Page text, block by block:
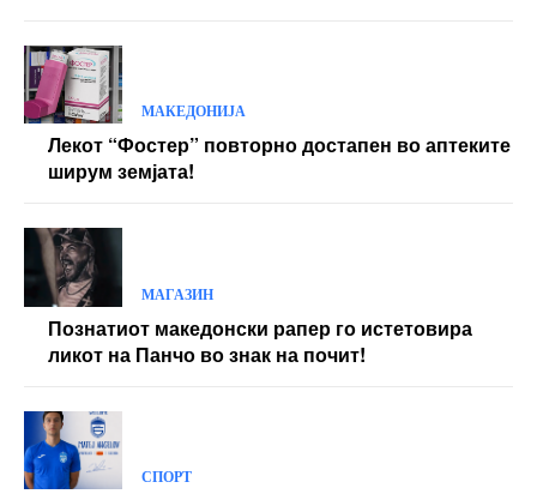
МАКЕДОНИЈА
Лекот “Фостер” повторно достапен во аптеките
ширум земјата!
МАГАЗИН
Познатиот македонски рапер го истетовира
ликот на Панчо во знак на почит!
СПОРТ